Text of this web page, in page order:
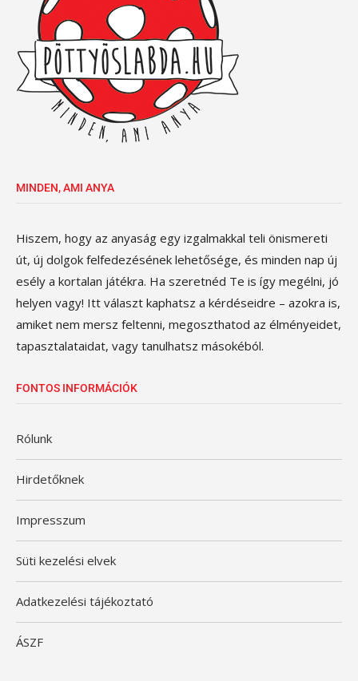
MINDEN, AMI ANYA
Hiszem, hogy az anyaság egy izgalmakkal teli önismereti
út, új dolgok felfedezésének lehetősége, és minden nap új
esély a kortalan játékra. Ha szeretnéd Te is így megélni, jó
helyen vagy! Itt választ kaphatsz a kérdéseidre – azokra is,
amiket nem mersz feltenni, megoszthatod az élményeidet,
tapasztalataidat, vagy tanulhatsz másokéból.
FONTOS INFORMÁCIÓK
Rólunk
Hirdetőknek
Impresszum
Süti kezelési elvek
Adatkezelési tájékoztató
ÁSZF